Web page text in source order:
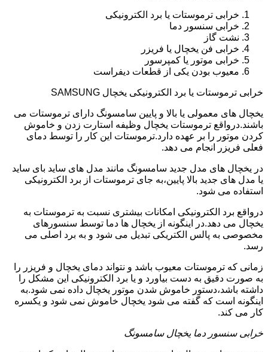
خرابی ترموستات یا برد الکترونیکی
خرابی سنسور دما
نشت گاز
خرابی فن یخچال یا فریزر
خرابی موتور یا کمپرسور
معیوب بودن یکی از قطعات دیفراست
خرابی ترموستات یا برد الکترونیکی یخچال SAMSUNG
یخچال های معمولی یا بالا و پایین سامسونگ دارای ترموستات می
باشند.درواقع ترموستات یخچال وظیفه استارت زدن و خاموش
کردن موتور را بر عهده دارد.ترموستات این کار را توسط دمای
فعلی فریزر انجام می دهد.
در یخچال های مدل جدید سامسونگ مانند مدل های ساید بای ساید
یا مدل های جدید بالا پایین،به جای ترموستات از برد الکترونیکی
استفاده می شود.
درواقع برد الکترونیکی امکانات بیشتری نسبت به ترموستات به
یخچال می دهد.در اینگونه از یخچال ها دما توسط سنسورهای
مخصوصی به پالس الکتریکی تبدیل می شود و به برد اصلی می
رسد.
زمانی که ترموستات معیوب باشد و نتواند دمای یخچال و فریزر را
به صورت دقیق به دست بیاورد و یا برد الکترونیکی این مشکل را
داشته باشد،دستور خاموش شدن موتور یخچال داده نمی شود.به
اینگونه است که گفته می شود یخچال خاموش نمی شود و یکسره
کار می کند.
خرابی سنسور دما یخچال سامسونگ